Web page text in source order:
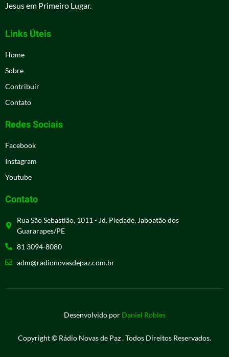
Jesus em Primeiro Lugar.
Links Úteis
Home
Sobre
Contribuir
Contato
Redes Sociais
Facebook
Instagram
Youtube
Contato
Rua São Sebastião, 1011 - Jd. Piedade, Jaboatão dos
Guararapes/PE
81 3094-8080
adm@radionovasdepaz.com.br
Desenvolvido por Daniel Robles
Copyright © Rádio Novas de Paz . Todos Direitos Reservados.